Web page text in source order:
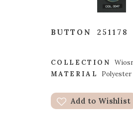
BUTTON 251178
COLLECTION
MATERIAL
Polyester
Add to Wishlist